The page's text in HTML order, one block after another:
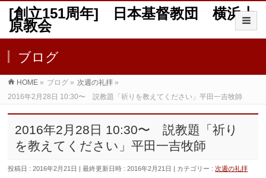
[創立151周年] 日本基督教団 横浜上
原教会
ブログ
HOME » ブログ » 次週の礼拝 »
2016年2月28日 10:30〜 説教題「祈りを教えてください」平田一吉牧師
2016年2月28日 10:30〜 説教題「祈り
を教えてください」平田一吉牧師
投稿日 : 2016年2月21日 最終更新日時 : 2016年2月21日 カテゴリー :次週の礼拝